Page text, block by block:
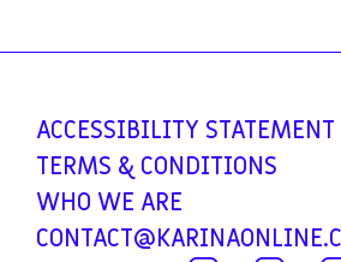
ACCESSIBILITY STATEMENT
TERMS & CONDITIONS
WHO WE ARE